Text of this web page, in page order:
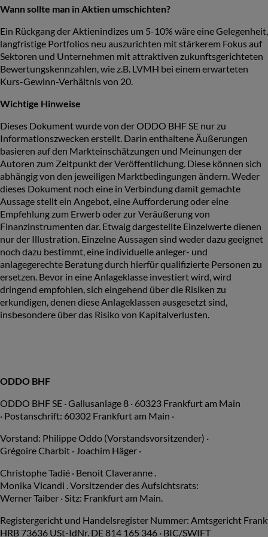
Wann sollte man in Aktien umschichten?
Ein Rückgang der Aktienindizes um 5-10% wäre eine Gelegenheit,
langfristige Portfolios neu auszurichten mit stärkerem Fokus auf
Sektoren und Unternehmen mit attraktiven zukunftsgerichteten
Bewertungskennzahlen, wie z.B. LVMH bei einem erwarteten
Kurs-Gewinn-Verhältnis von 20.
Wichtige Hinweise
Dieses Dokument wurde von der ODDO BHF SE nur zu
Informationszwecken erstellt. Darin enthaltene Äußerungen
basieren auf den Markteinschätzungen und Meinungen der
Autoren zum Zeitpunkt der Veröffentlichung. Diese können sich
abhängig von den jeweiligen Marktbedingungen ändern. Weder
dieses Dokument noch eine in Verbindung damit gemachte
Aussage stellt ein Angebot, eine Aufforderung oder eine
Empfehlung zum Erwerb oder zur Veräußerung von
Finanzinstrumenten dar. Etwaig dargestellte Einzelwerte dienen
nur der Illustration. Einzelne Aussagen sind weder dazu geeignet
noch dazu bestimmt, eine individuelle anleger- und
anlagegerechte Beratung durch hierfür qualifizierte Personen zu
ersetzen. Bevor in eine Anlageklasse investiert wird, wird
dringend empfohlen, sich eingehend über die Risiken zu
erkundigen, denen diese Anlageklassen ausgesetzt sind,
insbesondere über das Risiko von Kapitalverlusten.
ODDO BHF
ODDO BHF SE · Gallusanlage 8 · 60323 Frankfurt am Main
· Postanschrift: 60302 Frankfurt am Main ·
Vorstand: Philippe Oddo (Vorstandsvorsitzender) ·
Grégoire Charbit · Joachim Häger ·
Christophe Tadié · Benoit Claveranne .
Monika Vicandi . Vorsitzender des Aufsichtsrats:
Werner Taiber · Sitz: Frankfurt am Main.
Registergericht und Handelsregister Nummer: Amtsgericht
HRB 73636 USt-IdNr. DE 814 165 346 · BIC/SWIFT